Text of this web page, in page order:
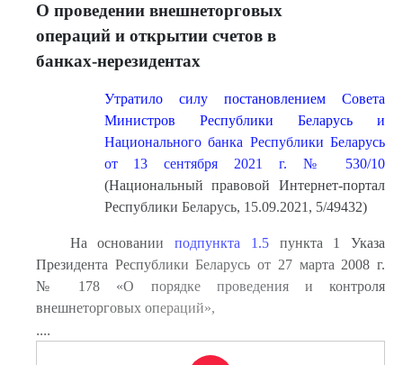
О проведении внешнеторговых
операций и открытии счетов в
банках-нерезидентах
Утратило силу постановлением Совета
Министров Республики Беларусь и
Национального банка Республики Беларусь
от 13 сентября 2021 г. № 530/10
(Национальный правовой Интернет-портал
Республики Беларусь, 15.09.2021, 5/49432)
На основанииподпункта 1.5пункта 1 Указа
Президента Республики Беларусь от 27 марта 2008 г.
№ 178 «О порядке проведения и контроля
внешнеторговых операций»,
....